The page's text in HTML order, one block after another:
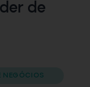
de
NEGÓCIOS